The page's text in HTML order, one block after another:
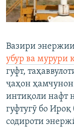
Вазири
убур ва мурури
гуфт,
ҷаҳон
интиқоли нафт
гуфтугӯ бо
содироти